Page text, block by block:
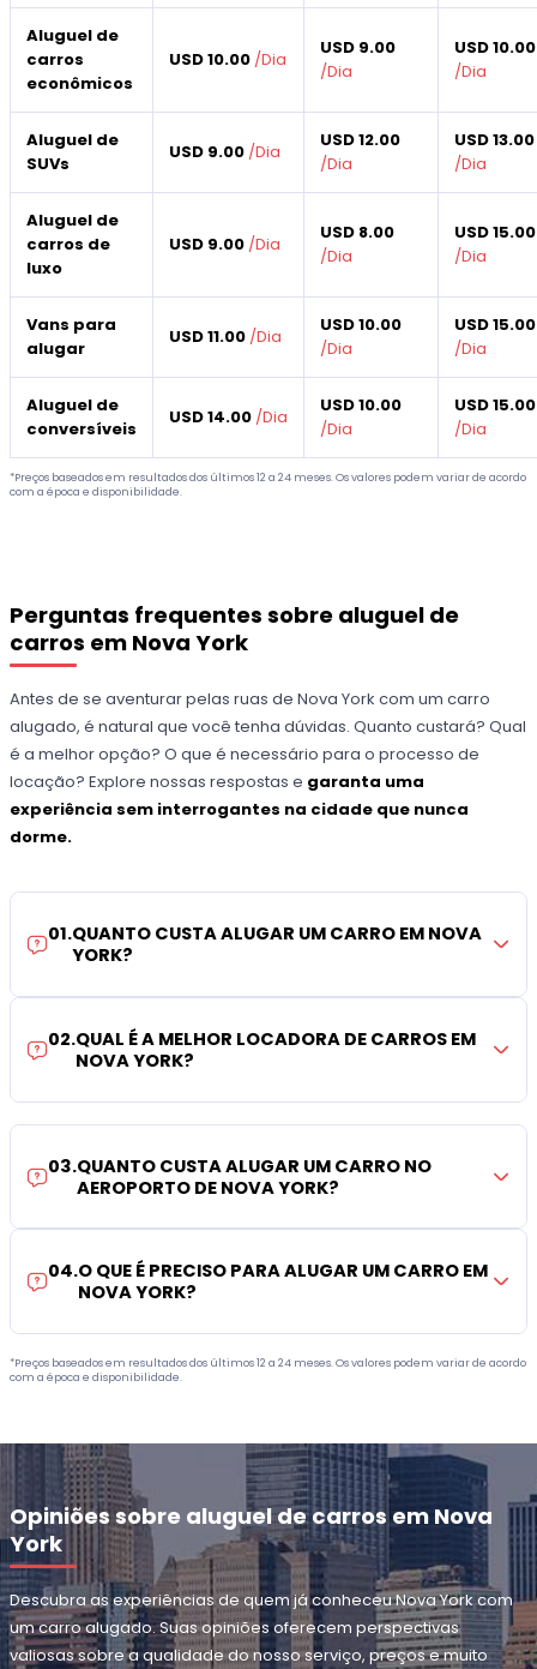
Aluguel de
carros
econômicos
USD 10.00 /Dia
USD 9.00
/Dia
USD 10.00
/Dia
Aluguel de
SUVs
USD 9.00 /Dia
USD 12.00
/Dia
USD 13.00
/Dia
Aluguel de
carros de
luxo
USD 9.00 /Dia
USD 8.00
/Dia
USD 15.00
/Dia
Vans para
alugar
USD 11.00 /Dia
USD 10.00
/Dia
USD 15.00
/Dia
Aluguel de
conversíveis
USD 14.00 /Dia
USD 10.00
/Dia
USD 15.00
/Dia
*Preços baseados em resultados dos últimos 12 a 24 meses. Os valores podem variar de acordo
com a época e disponibilidade.
Perguntas frequentes sobre aluguel de
carros em Nova York
Antes de se aventurar pelas ruas de Nova York com um carro
alugado, é natural que você tenha dúvidas. Quanto custará? Qual
é a melhor opção? O que é necessário para o processo de
locação? Explore nossas respostas e garanta uma
experiência sem interrogantes na cidade que nunca
dorme.
01.QUANTO CUSTA ALUGAR UM CARRO EM NOVA
YORK?
02.QUAL É A MELHOR LOCADORA DE CARROS EM
NOVA YORK?
03.QUANTO CUSTA ALUGAR UM CARRO NO
AEROPORTO DE NOVA YORK?
04.O QUE É PRECISO PARA ALUGAR UM CARRO EM
NOVA YORK?
*Preços baseados em resultados dos últimos 12 a 24 meses. Os valores podem variar de acordo
com a época e disponibilidade.
Opiniões sobre aluguel de carros em Nova
York
Descubra as experiências de quem já conheceu Nova York com
um carro alugado. Suas opiniões oferecem perspectivas
valiosas sobre a qualidade do nosso serviço, preços e muito